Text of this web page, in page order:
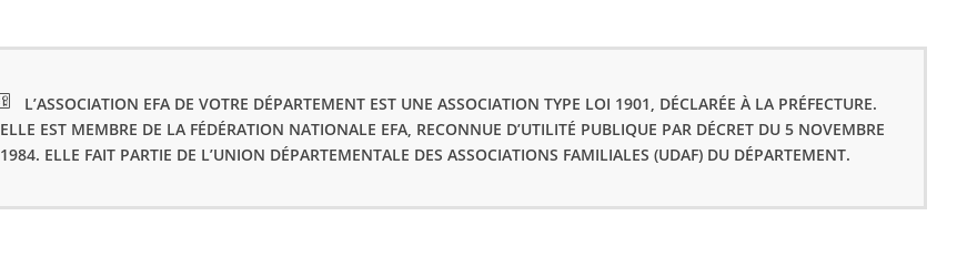
L’ASSOCIATION EFA DE VOTRE DÉPARTEMENT EST UNE ASSOCIATION TYPE LOI 1901, DÉCLARÉE À LA PRÉFECTURE.
ELLE EST MEMBRE DE LA FÉDÉRATION NATIONALE EFA, RECONNUE D’UTILITÉ PUBLIQUE PAR DÉCRET DU 5 NOVEMBRE
1984. ELLE FAIT PARTIE DE L’UNION DÉPARTEMENTALE DES ASSOCIATIONS FAMILIALES (UDAF) DU DÉPARTEMENT.